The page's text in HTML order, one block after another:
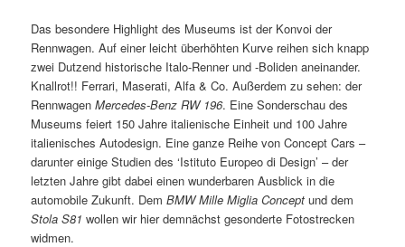
Das besondere Highlight des Museums ist der Konvoi der
Rennwagen. Auf einer leicht überhöhten Kurve reihen sich knapp
zwei Dutzend historische Italo-Renner und -Boliden aneinander.
Knallrot!! Ferrari, Maserati, Alfa & Co. Außerdem zu sehen: der
RennwagenMercedes-Benz RW 196. Eine Sonderschau des
Museums feiert 150 Jahre italienische Einheit und 100 Jahre
italienisches Autodesign. Eine ganze Reihe von Concept Cars –
darunter einige Studien des ‘Istituto Europeo di Design’ – der
letzten Jahre gibt dabei einen wunderbaren Ausblick in die
automobile Zukunft. DemBMW Mille Miglia Concept und dem
Stola S81 wollen wir hier demnächst gesonderte Fotostrecken
widmen.